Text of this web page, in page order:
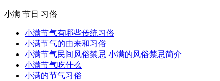
小满 节日 习俗
小满节气有哪些传统习俗
小满节气的由来和习俗
小满节气民间风俗禁忌 小满的风俗禁忌简介
小满节气吃什么
小满的节气习俗